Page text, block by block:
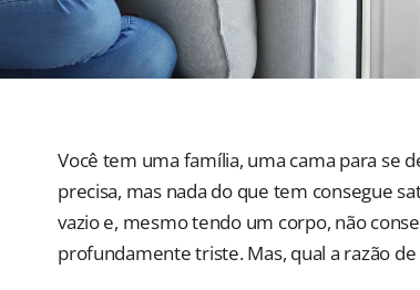
Você tem uma família, uma cama para se
precisa, mas nada do que tem consegue
vazio e, mesmo tendo um corpo, não
profundamente triste. Mas, qual a razão